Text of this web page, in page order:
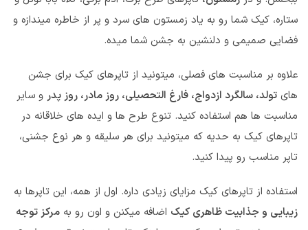
ستاره، کیک شما رو به یاد زمستون های سرد و پر از خاطره میندازه و
فضایی صمیمی و دلنشین به جشن شما میده.
علاوه بر مناسبت های فصلی، میتونید از تاپرهای کیک برای جشن
های تولد، سالگرد ازدواج، فارغ التحصیلی، روز مادر، روز پدر و سایر
مناسبت ها هم استفاده کنید. تنوع طرح ها و ایده های خلاقانه در
تاپرهای کیک به حدیه که میتونید برای هر سلیقه و هر نوع جشنی،
تاپر مناسب رو پیدا کنید.
استفاده از تاپرهای کیک مزایای زیادی داره. اول از همه، این تاپرها به
زیبایی و جذابیت ظاهری کیک اضافه میکنن و اون رو به مرکز توجه